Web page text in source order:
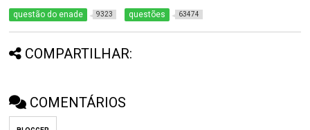
questão do enade 9323 questões 63474
COMPARTILHAR:
COMENTÁRIOS